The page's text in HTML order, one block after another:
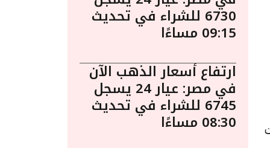
6730 للشراء في تحديث
09:15 مساءًا
ارتفاع أسعار الذهب الآن
في مصر: عيار 24 يسجل
6745 للشراء في تحديث
08:30 مساءًا